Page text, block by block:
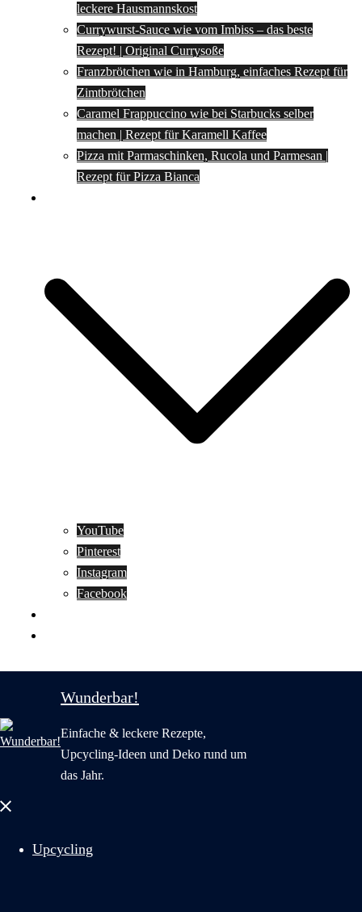
leckere Hausmannskost
Currywurst-Sauce wie vom Imbiss – das beste
Rezept! | Original Currysoße
Franzbrötchen wie in Hamburg, einfaches Rezept für
Zimtbrötchen
Caramel Frappuccino wie bei Starbucks selber
machen | Rezept für Karamell Kaffee
Pizza mit Parmaschinken, Rucola und Parmesan |
Rezept für Pizza Bianca
YouTube
Pinterest
Instagram
Facebook
Wunderbar!
Einfache & leckere Rezepte,
Upcycling-Ideen und Deko rund um
das Jahr.
Menü
Upcycling